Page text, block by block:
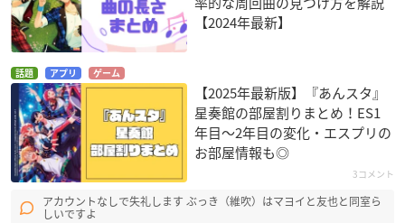
【2024年最新】
話題 アプリ ゲーム
【2025年最新版】『あんスタ』
星奏館の部屋割りまとめ！ES1
年目〜2年目の変化・エスプリの
お部屋情報も◎
3コメント
アカウントなしで失礼します ぶっき（維吹）はマヨイと友也と同室ら
しいですよ